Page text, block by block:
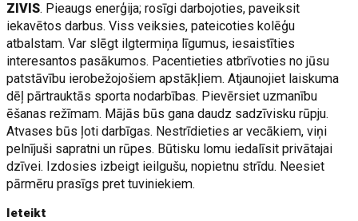
ZIVIS. Pieaugs enerģija; rosīgi darbojoties, paveiksit
iekavētos darbus. Viss veiksies, pateicoties kolēģu
atbalstam. Var slēgt ilgtermiņa līgumus, iesaistīties
interesantos pasākumos. Pacentieties atbrīvoties no jūsu
patstāvību ierobežojošiem apstākļiem. Atjaunojiet laiskuma
dēļ pārtrauktās sporta nodarbības. Pievērsiet uzmanību
ēšanas režīmam. Mājās būs gana daudz sadzīvisku rūpju.
Atvases būs ļoti darbīgas. Nestrīdieties ar vecākiem, viņi
pelnījuši sapratni un rūpes. Būtisku lomu iedalīsit privātajai
dzīvei. Izdosies izbeigt ieilgušu, nopietnu strīdu. Neesiet
pārmēru prasīgs pret tuviniekiem.
Ieteikt